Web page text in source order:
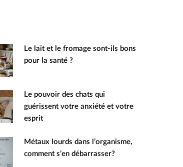
Le lait et le fromage sont-ils bons
pour la santé ?
Le pouvoir des chats qui
guérissent votre anxiété et votre
esprit
Métaux lourds dans l’organisme,
comment s’en débarrasser?